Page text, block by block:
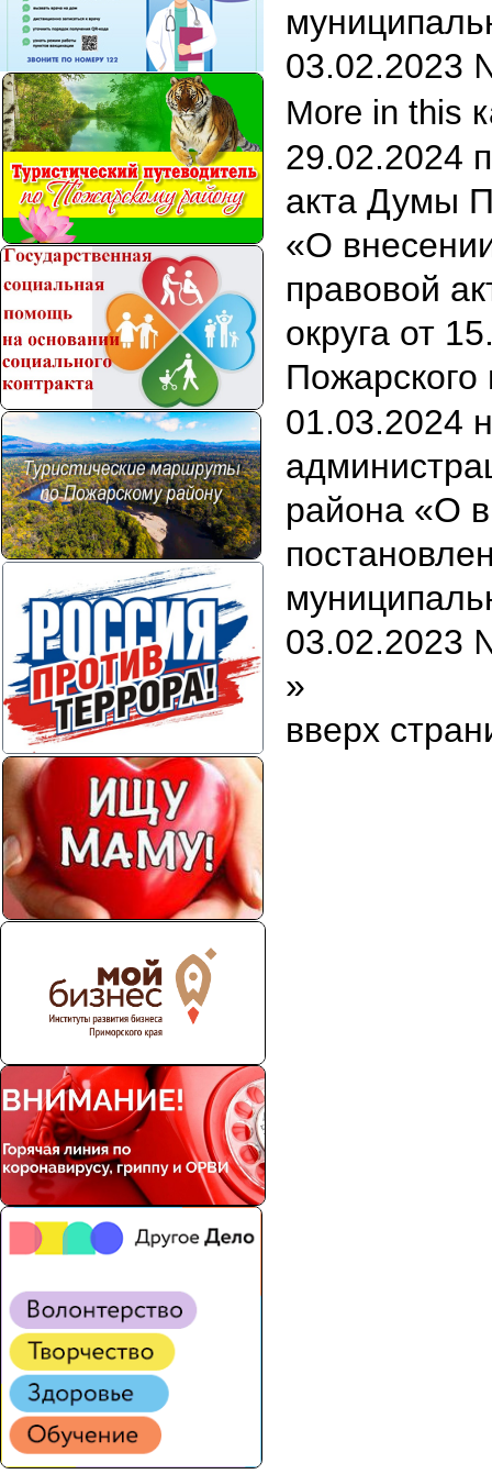
03.02.2023
More in this
29.02.2024
акта Думы
«О
правовой
округа от
01.03.2024
района «О
03.02.2023
»
вверх